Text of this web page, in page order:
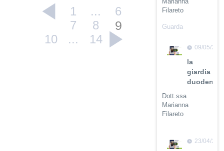
1 ...
6
7
8 9
10 ... 14
Filareto
Guarda
09/05/
la
giardia
Dott.ssa
Marianna
Filareto
il video
23/04/